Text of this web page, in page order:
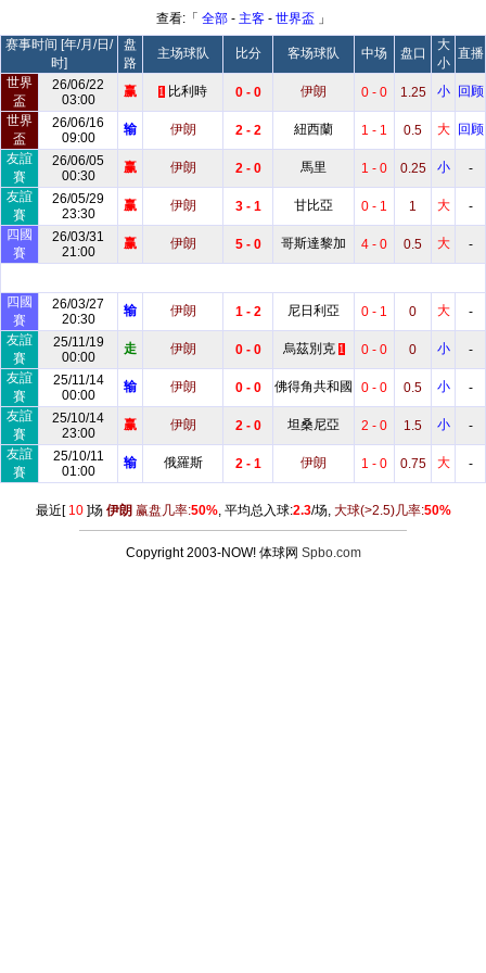
查看:「 全部- 主客- 世界盃 」
赛事时间 [年/月/日/
时]
盘
路
主场球队 比分 客场球队 中场 盘口
大
小
直播
世界
盃
26/06/22
03:00
赢 1 比利時 0 - 0 伊朗 0 - 0 1.25 小
回顾
世界
盃
26/06/16
09:00
输 伊朗 2 - 2 紐西蘭 1 - 1 0.5 大
回顾
友誼
賽
26/06/05
00:30
赢 伊朗 2 - 0 馬里 1 - 0 0.25 小
-
友誼
賽
26/05/29
23:30
赢 伊朗 3 - 1 甘比亞 0 - 1 1 大
-
四國
賽
26/03/31
21:00
赢 伊朗 5 - 0 哥斯達黎加 4 - 0 0.5 大 -
四國
賽
26/03/27
20:30
输 伊朗 1 - 2 尼日利亞 0 - 1 0 大
-
友誼
賽
25/11/19
00:00
走 伊朗 0 - 0 烏茲別克 1 0 - 0 0 小
-
友誼
賽
25/11/14
00:00
输 伊朗 0 - 0 佛得角共和國 0 - 0 0.5 小
-
友誼
賽
25/10/14
23:00
赢 伊朗 2 - 0 坦桑尼亞 2 - 0 1.5 小
-
友誼
賽
25/10/11
01:00
输 俄羅斯 2 - 1 伊朗 1 - 0 0.75 大 -
最近[ 10]场 伊朗 赢盘几率:50%, 平均总入球:2.3/场, 大球(>2.5)几率:50%
Copyright 2003-NOW! 体球网 Spbo.com